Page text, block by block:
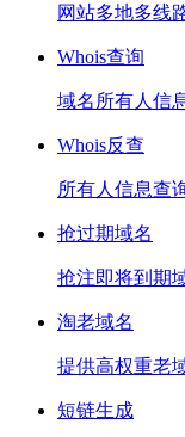
网站多地多线
Whois查询
域名所有人信
Whois反查
所有人信息查
抢过期域名
抢注即将到期
淘老域名
提供高权重老
短链生成